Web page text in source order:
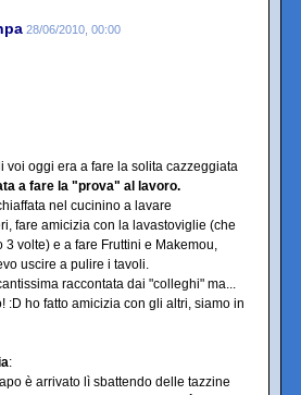
28/06/2010, 00:00
voi oggi era a fare la solita cazzeggiata
a fare la "prova" al lavoro.
nel cucinino a lavare
fare amicizia con la lavastoviglie (che
volte) e a fare Fruttini e Makemou,
uscire a pulire i tavoli.
raccontata dai "colleghi" ma...
:D ho fatto amicizia con gli altri, siamo in
:
è arrivato lì sbattendo delle tazzine